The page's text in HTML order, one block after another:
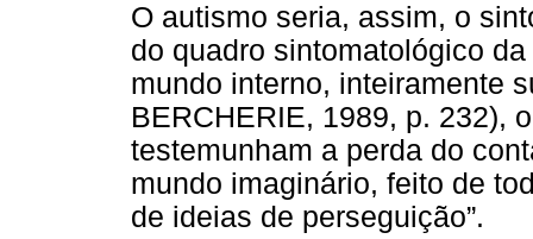
O autismo seria, assim, o
do quadro sintomatológico
mundo interno, inteiramente
BERCHERIE, 1989, p. 232),
testemunham a perda do
mundo imaginário, feito de
de ideias de perseguição”.